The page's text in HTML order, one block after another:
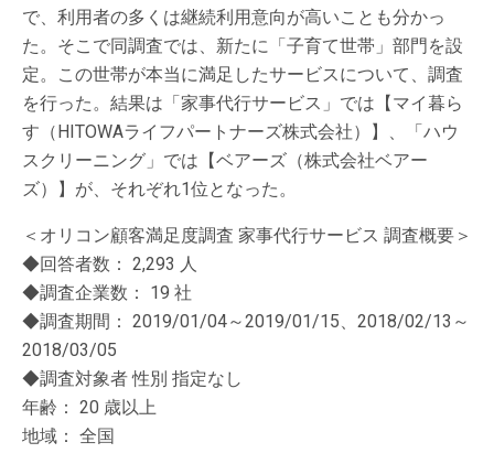
で、利用者の多くは継続利用意向が高いことも分かっ
た。そこで同調査では、新たに「子育て世帯」部門を設
定。この世帯が本当に満足したサービスについて、調査
を行った。結果は「家事代行サービス」では【マイ暮ら
す（HITOWAライフパートナーズ株式会社）】、「ハウ
スクリーニング」では【ベアーズ（株式会社ベアー
ズ）】が、それぞれ1位となった。
＜オリコン顧客満足度調査 家事代行サービス 調査概要＞
◆回答者数： 2,293 人
◆調査企業数： 19 社
◆調査期間： 2019/01/04～2019/01/15、2018/02/13～
2018/03/05
◆調査対象者 性別 指定なし
年齢： 20 歳以上
地域： 全国